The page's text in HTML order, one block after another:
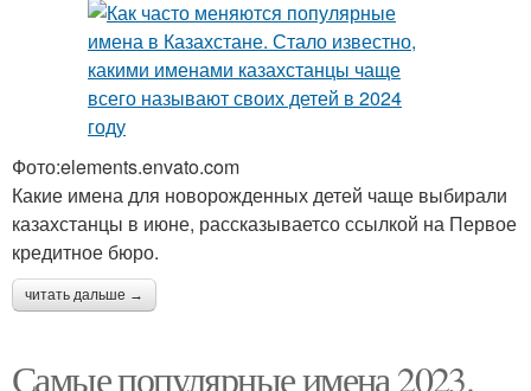
Фото:elements.envato.com
Какие имена для новорожденных детей чаще выбирали
казахстанцы в июне, рассказываетсо ссылкой на Первое
кредитное бюро.
читать дальше →
Самые популярные имена 2023.